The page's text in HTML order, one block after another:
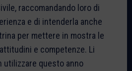
raccomandando loro di
e di intenderla anche
per mettere in mostra le
e competenze. Li
utilizzare questo anno